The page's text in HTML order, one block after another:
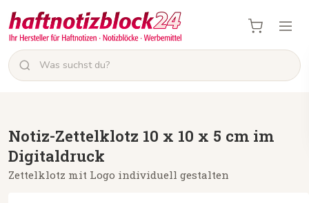
Notiz-Zettelklotz 10 x 10 x 5 cm im
Digitaldruck
Zettelklotz mit Logo individuell gestalten